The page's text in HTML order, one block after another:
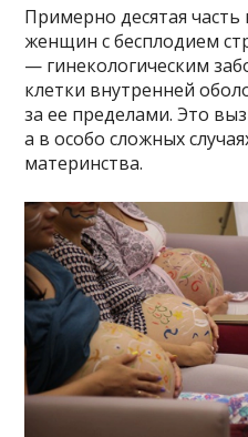
Примерно десятая
женщин с бесплодием
— гинекологическим
клетки внутренней
за ее пределами. Это
а в особо сложных
материнства.